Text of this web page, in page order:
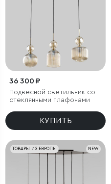
36 300 ₽
Подвесной светильник со
стеклянными плафонами
КУПИТЬ
NEW
ТОВАРЫ ИЗ ЕВРОПЫ